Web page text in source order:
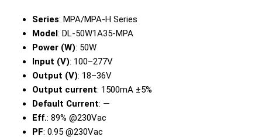
Series: MPA/MPA-H Series
Model: DL-50W1A35-MPA
Power (W): 50W
Input (V): 100–277V
Output (V): 18–36V
Output current: 1500mA ±5%
Default Current: —
Eff.: 89% @230Vac
PF: 0.95 @230Vac